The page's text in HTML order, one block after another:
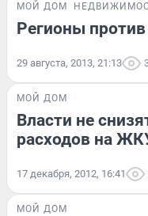
МОЙ ДОМ
Регионы
29 августа, 2013, 21:13
МОЙ ДОМ
Власти не
расходов на
17 декабря, 2012, 16:41
МОЙ ДОМ